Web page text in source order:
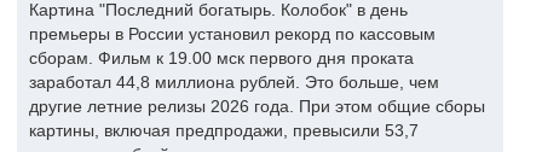
Картина "Последний богатырь. Колобок" в день
премьеры в России установил рекорд по кассовым
сборам. Фильм к 19.00 мск первого дня проката
заработал 44,8 миллиона рублей. Это больше, чем
другие летние релизы 2026 года. При этом общие сборы
картины, включая предпродажи, превысили 53,7